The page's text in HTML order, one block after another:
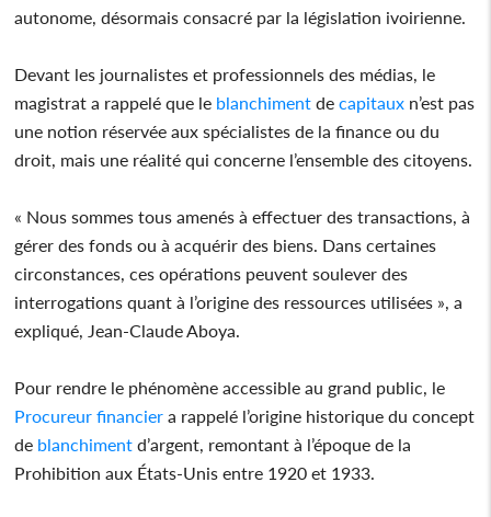
autonome, désormais consacré par la législation ivoirienne.
Devant les journalistes et professionnels des médias, le
magistrat a rappelé que le blanchiment de capitaux n’est pas
une notion réservée aux spécialistes de la finance ou du
droit, mais une réalité qui concerne l’ensemble des citoyens.
« Nous sommes tous amenés à effectuer des transactions, à
gérer des fonds ou à acquérir des biens. Dans certaines
circonstances, ces opérations peuvent soulever des
interrogations quant à l’origine des ressources utilisées », a
expliqué, Jean-Claude Aboya.
Pour rendre le phénomène accessible au grand public, le
Procureur financier a rappelé l’origine historique du concept
de blanchiment d’argent, remontant à l’époque de la
Prohibition aux États-Unis entre 1920 et 1933.